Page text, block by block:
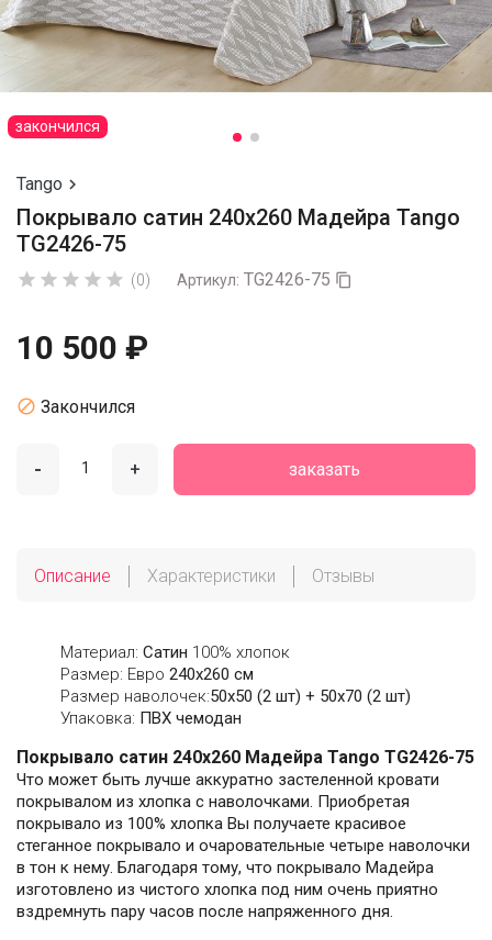
закончился
Tango 
Покрывало сатин 240х260 Мадейра Tango
TG2426-75
     (0) Артикул: TG2426-75 
10 500 ₽
 Закончился
- + заказать
Описание Характеристики Отзывы
Материал: Сатин 100% хлопок
Размер: Евро 240х260 см
Размер наволочек:50x50 (2 шт) + 50x70 (2 шт)
Упаковка: ПВХ чемодан
Покрывало сатин 240х260 Мадейра Tango TG2426-75
Что может быть лучше аккуратно застеленной кровати
покрывалом из хлопка с наволочками. Приобретая
покрывало из 100% хлопка Вы получаете красивое
стеганное покрывало и очаровательные четыре наволочки
в тон к нему. Благодаря тому, что покрывало Мадейра
изготовлено из чистого хлопка под ним очень приятно
вздремнуть пару часов после напряженного дня.